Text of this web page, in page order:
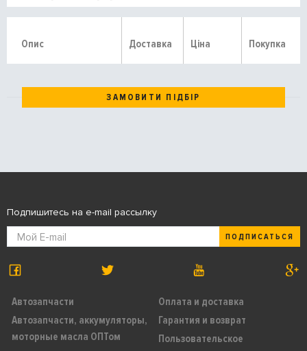
Опис Доставка Ціна Покупка
ЗАМОВИТИ ПІДБІР
Автозапчасти
Автозапчасти, аккумуляторы,
моторные масла ОПТом
Оплата и доставка
Гарантия и возврат
Пользовательское
Подпишитесь на e-mail рассылку
ПОДПИСАТЬСЯ